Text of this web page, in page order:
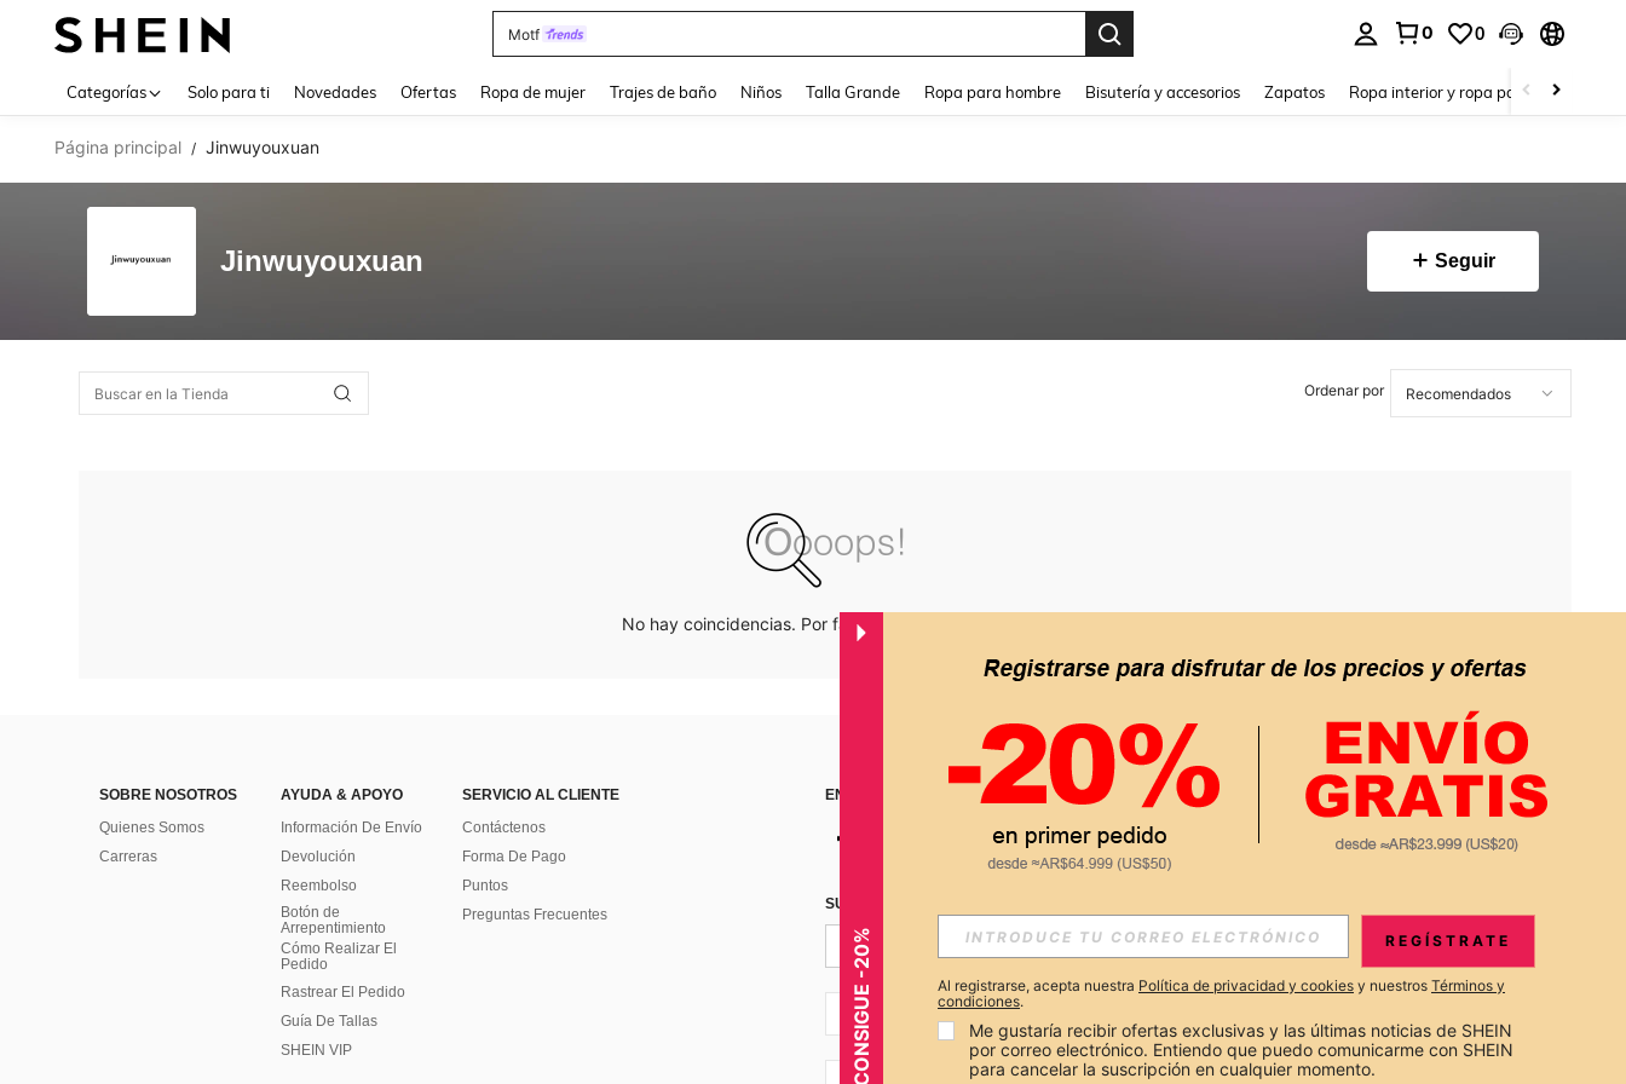
Motf
0 0
Categorías Solo para ti Novedades Ofertas Ropa de mujer Trajes de baño Niños Talla Grande Ropa para hombre Bisutería y accesorios Zapatos Ropa interior y ropa para dormir
Página principal / Jinwuyouxuan
Jinwuyouxuan Seguir
Ordenar por
No hay coincidencias. Por favor inténtalo de nuevo.
SOBRE NOSOTROS
Quienes Somos
Carreras
AYUDA & APOYO
Información De Envío
Devolución
Reembolso
Botón de
Arrepentimiento
Cómo Realizar El
Pedido
Rastrear El Pedido
Guía De Tallas
SHEIN VIP
SERVICIO AL CLIENTE
Contáctenos
Forma De Pago
Puntos
Preguntas Frecuentes
ENCUÉNTRANOS EN APP
SUSCRÍBETE PARA RECIBIR OFERTAS EXCLUSIVAS, PROMOCIONES Y NOTICIAS DE SHEIN
Suscribir
AR + 54
CONSIGUE -20% REGÍSTRATE
Al registrarse, acepta nuestra Política de privacidad y cookies y nuestros Términos y
condiciones.
Me gustaría recibir ofertas exclusivas y las últimas noticias de SHEIN
por correo electrónico. Entiendo que puedo comunicarme con SHEIN
para cancelar la suscripción en cualquier momento.